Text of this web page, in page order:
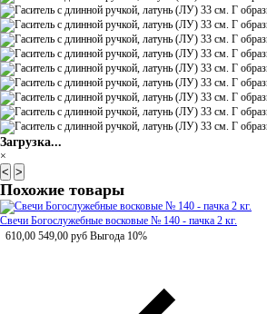
Загрузка...
×
< >
Похожие товары
Свечи Богослужебные восковые № 140 - пачка 2 кг.
610,00 549,00 руб Выгода 10%